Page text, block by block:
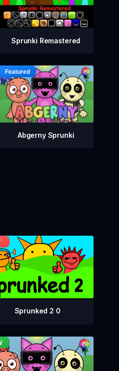
Sprunki Remastered
Abgerny Sprunki
Sprunked 2 0